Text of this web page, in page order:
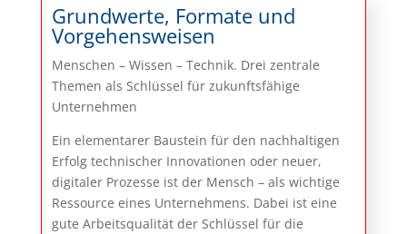
Grundwerte, Formate und
Vorgehensweisen
Menschen – Wissen – Technik. Drei zentrale
Themen als Schlüssel für zukunftsfähige
Unternehmen
Ein elementarer Baustein für den nachhaltigen
Erfolg technischer Innovationen oder neuer,
digitaler Prozesse ist der Mensch – als wichtige
Ressource eines Unternehmens. Dabei ist eine
gute Arbeitsqualität der Schlüssel für die